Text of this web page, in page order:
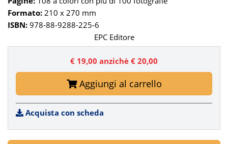
Formato: 210 x 270 mm
ISBN: 978-88-9288-225-6
EPC Editore
€ 19,00 anzichè € 20,00
Aggiungi al carrello
Acquista con scheda